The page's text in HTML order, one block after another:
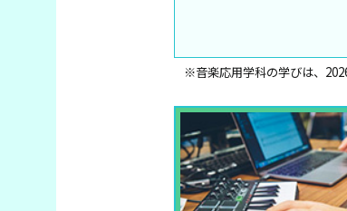
※音楽応用学科の学びは、